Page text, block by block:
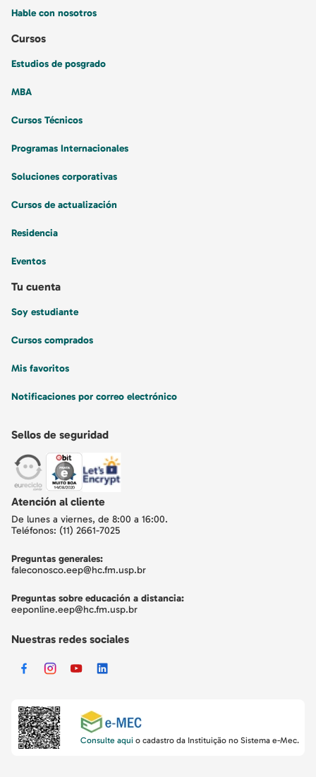
Hable con nosotros
Cursos
Estudios de posgrado
MBA
Cursos Técnicos
Programas Internacionales
Soluciones corporativas
Cursos de actualización
Residencia
Eventos
Sellos de seguridad
Tu cuenta
Soy estudiante
Cursos comprados
Mis favoritos
Notificaciones por correo electrónico
Atención al cliente
De lunes a viernes, de 8:00 a 16:00.
Teléfonos: (11) 2661-7025
Preguntas generales:
faleconosco.eep@hc.fm.usp.br
Preguntas sobre educación a distancia:
eeponline.eep@hc.fm.usp.br
Nuestras redes sociales
Consulte aqui o cadastro da Instituição no Sistema e-Mec.